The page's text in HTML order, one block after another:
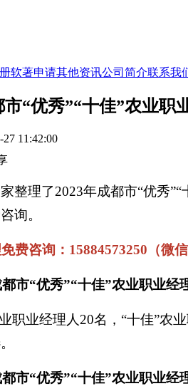
软著申请其他资讯公司简介联系我
市“优秀”“十佳”农业
27 11:42:00
整理了2023年成都市“优秀
询。
费咨询：15884573250（微信
市“优秀”“十佳”农业职业经
职业经理人20名，“十佳”农
市“优秀”“十佳”农业职业经